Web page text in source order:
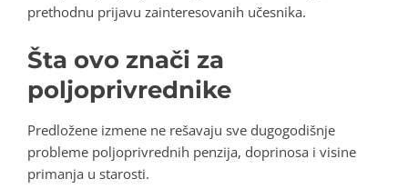
prethodnu prijavu zainteresovanih učesnika.
Šta ovo znači za
poljoprivrednike
Predložene izmene ne rešavaju sve dugogodišnje
probleme poljoprivrednih penzija, doprinosa i visine
primanja u starosti.